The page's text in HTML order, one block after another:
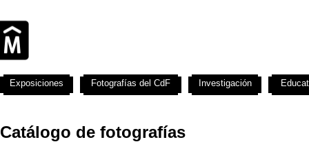
Catálogo de fotografías
Exposiciones Fotografías del CdF Investigación